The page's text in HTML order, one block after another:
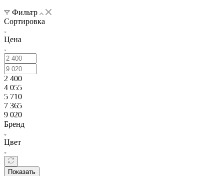
Фильтр
Сортировка
Цена
2 400
4 055
5 710
7 365
9 020
Бренд
Цвет
Показать